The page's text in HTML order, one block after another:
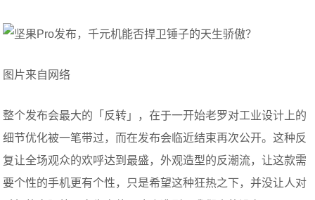
图片来自网络
整个发布会最大的「反转」，在于一开始老罗对工业设计上的
细节优化被一笔带过，而在发布会临近结束再次公开。这种反
复让全场观众的欢呼达到最盛，外观造型的反潮流，让这款需
要个性的手机更有个性，只是希望这种狂热之下，并没让人对